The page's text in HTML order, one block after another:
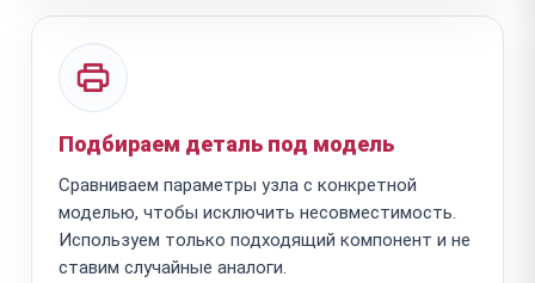
Подбираем деталь под модель
Сравниваем параметры узла с конкретной
моделью, чтобы исключить несовместимость.
Используем только подходящий компонент и не
ставим случайные аналоги.